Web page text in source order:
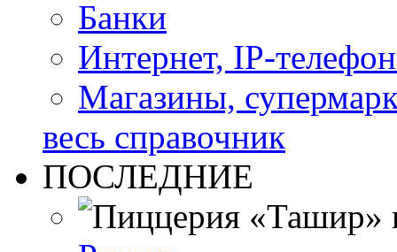
Банки
Интернет, IP-
Магазины,
весь справочник
ПОСЛЕДНИЕ